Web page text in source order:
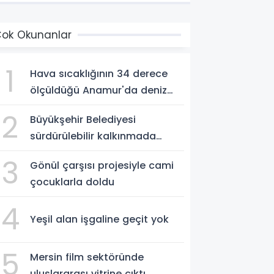
Okunanlar
1
Hava sıcaklığının 34 derece
ölçüldüğü Anamur'da deniz
gördü
2
Büyükşehir Belediyesi
sürdürülebilir kalkınmada
3
Gönül çarşısı projesiyle cami
çocuklarla doldu
4 Yeşil alan işgaline geçit yok
5
Mersin film sektöründe